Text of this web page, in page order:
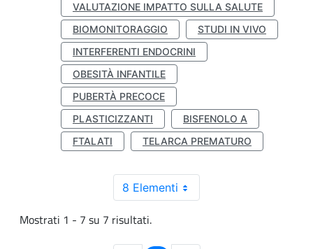
VALUTAZIONE IMPATTO SULLA SALUTE
BIOMONITORAGGIO
STUDI IN VIVO
INTERFERENTI ENDOCRINI
OBESITÀ INFANTILE
PUBERTÀ PRECOCE
PLASTICIZZANTI
BISFENOLO A
FTALATI
TELARCA PREMATURO
8 Elementi
Mostrati 1 - 7 su 7 risultati.